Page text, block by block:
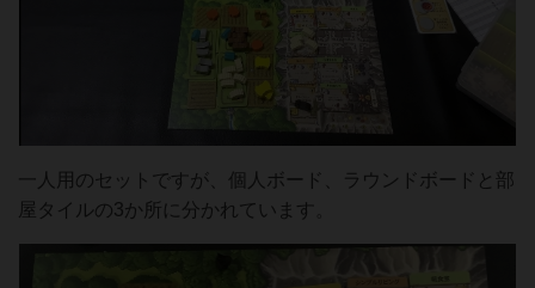
一人用のセットですが、個人ボード、ラウンドボードと部
屋タイルの3か所に分かれています。